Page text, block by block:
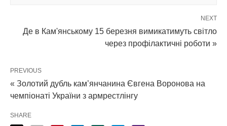
NEXT
Де в Кам'янському 15 березня вимикатимуть світло
через профілактичні роботи »
PREVIOUS
« Золотий дубль кам’янчанина Євгена Воронова на
чемпіонаті України з армрестлінгу
SHARE